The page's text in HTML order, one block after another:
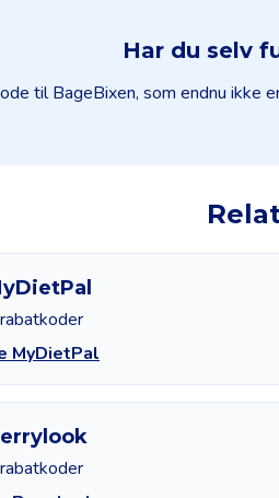
Har du selv
til BageBixen, som endnu ikke
MyDietPal